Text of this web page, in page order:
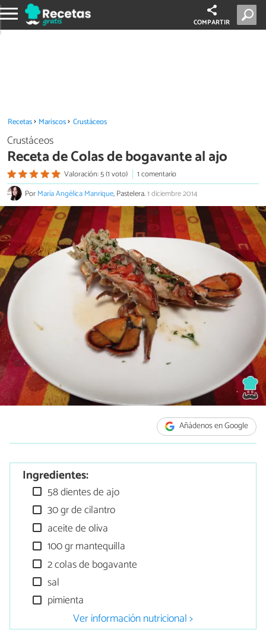
COMPARTIR
Recetas Mariscos Crustáceos
Crustáceos
Receta de Colas de bogavante al ajo
Valoración: 5 (1 voto)
1 comentario
PorMaría Angélica Manrique, Pastelera.1 diciembre 2014
Añádenos en Google
Ingredientes:
58 dientes de ajo
30 gr de cilantro
aceite de oliva
100 gr mantequilla
2 colas de bogavante
sal
pimienta
Ver información nutricional >